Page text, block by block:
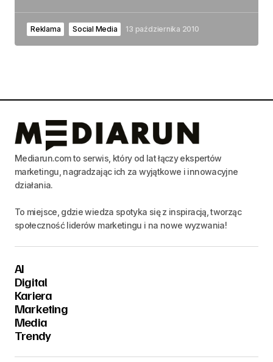
Reklama Social Media 13 października 2010
Mediarun.com to serwis, który od lat łączy ekspertów
marketingu, nagradzając ich za wyjątkowe i innowacyjne
działania.
To miejsce, gdzie wiedza spotyka się z inspiracją, tworząc
społeczność liderów marketingu i na nowe wyzwania!
AI
Digital
Kariera
Marketing
Media
Trendy